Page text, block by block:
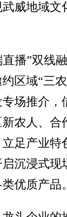
威地域文
播”双线
区域“三
场推介，
农人、合
足产业特
沉浸式现
优质产品